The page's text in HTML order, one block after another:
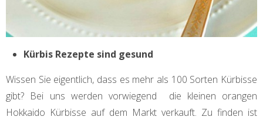
Kürbis Rezepte sind gesund
Wissen Sie eigentlich, dass es mehr als 100 Sorten Kürbisse
gibt? Bei uns werden vorwiegend die kleinen orangen
Hokkaido Kürbisse auf dem Markt verkauft. Zu finden ist